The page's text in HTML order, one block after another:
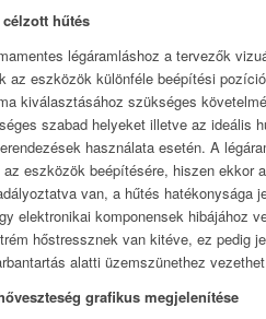
hűtés
légáramláshoz a tervezők
az eszközök különféle beépítési
kiválasztásához szükséges
szabad helyeket illetve az ideális
használata esetén. A
az eszközök beépítésére, hiszen ekkor
van, a hűtés hatékonysága
elektronikai komponensek hibájához
hőstressznek van kitéve, ez pedig
alatti üzemszünethez
grafikus megjelenítése